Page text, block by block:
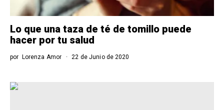
Lo que una taza de té de tomillo puede
hacer por tu salud
por Lorenza Amor 22 de Junio de 2020